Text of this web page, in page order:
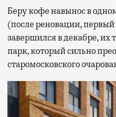
Беру кофе навынос в
(после реновации, первый
завершился в декабре,
парк, который сильно
старомосковского